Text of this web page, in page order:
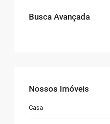
Busca Avançada
Nossos Imóveis
Casa